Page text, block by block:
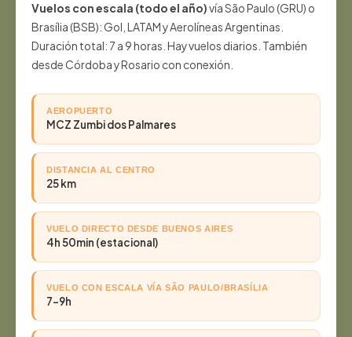
Vuelos con escala (todo el año)vía São Paulo (GRU) o
Brasília (BSB): Gol, LATAM y Aerolíneas Argentinas.
Duración total: 7 a 9 horas. Hay vuelos diarios. También
desde Córdoba y Rosario con conexión.
AEROPUERTO
MCZ Zumbi dos Palmares
DISTANCIA AL CENTRO
25 km
VUELO DIRECTO DESDE BUENOS AIRES
4h 50min (estacional)
VUELO CON ESCALA VÍA SÃO PAULO/BRASÍLIA
7–9h